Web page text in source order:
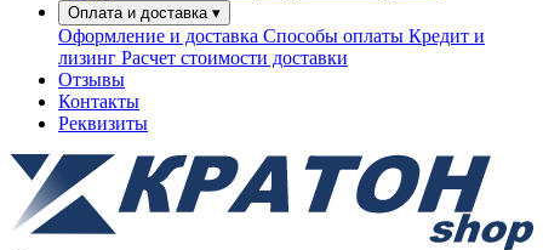
Оплата и доставка ▾
Оформление и доставка Способы оплаты Кредит и
лизинг Расчет стоимости доставки
Отзывы
Контакты
Реквизиты